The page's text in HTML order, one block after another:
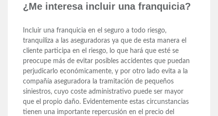
¿Me interesa incluir una franquicia?
Incluir una franquicia en el seguro a todo riesgo,
tranquiliza a las aseguradoras ya que de esta manera el
cliente participa en el riesgo, lo que hará que esté se
preocupe más de evitar posibles accidentes que puedan
perjudicarlo económicamente, y por otro lado evita a la
compañía aseguradora la tramitación de pequeños
siniestros, cuyo coste administrativo puede ser mayor
que el propio daño. Evidentemente estas circunstancias
tienen una importante repercusión en el precio del